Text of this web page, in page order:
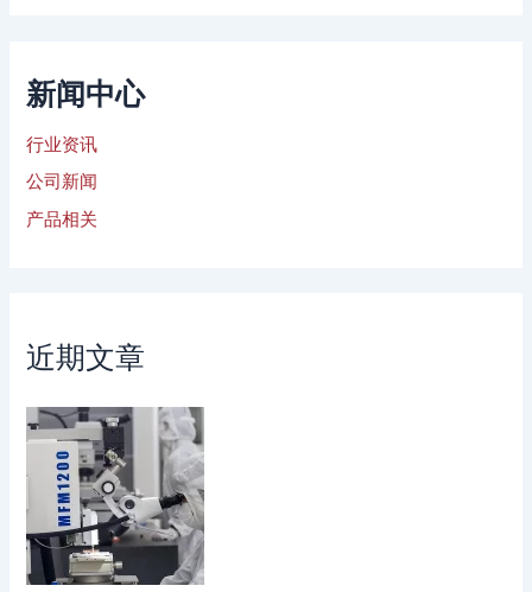
新闻中心
行业资讯
公司新闻
产品相关
近期文章